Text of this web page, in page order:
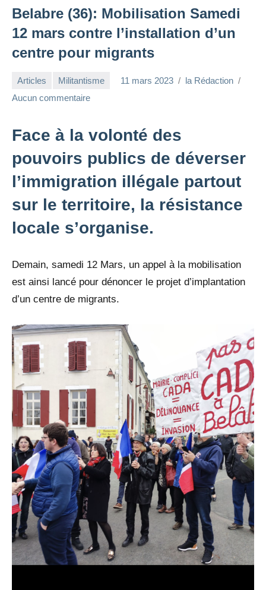
Belabre (36): Mobilisation Samedi
12 mars contre l’installation d’un
centre pour migrants
Articles Militantisme 11 mars 2023
la Rédaction
Aucun commentaire
Face à la volonté des
pouvoirs publics de déverser
l’immigration illégale partout
sur le territoire, la résistance
locale s’organise.
Demain, samedi 12 Mars, un appel à la mobilisation
est ainsi lancé pour dénoncer le projet d’implantation
d’un centre de migrants.